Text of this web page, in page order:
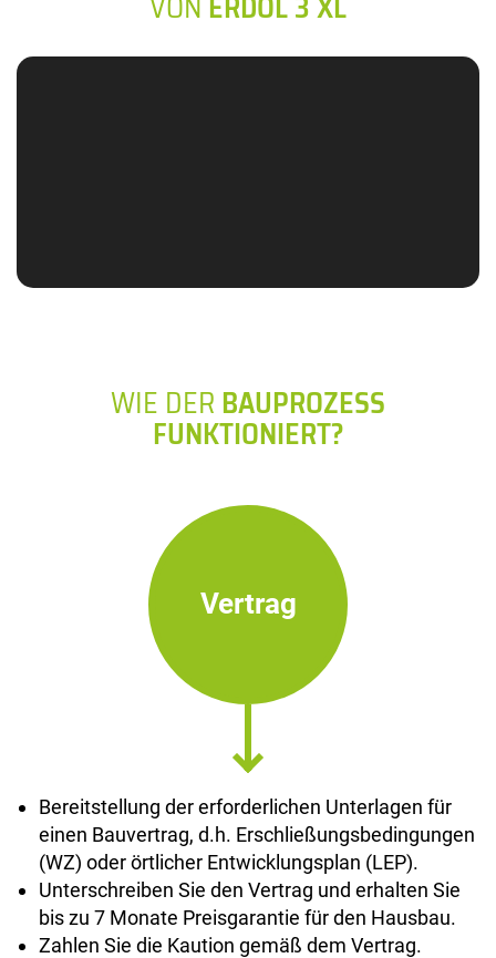
WIE DERBAUPROZESS
FUNKTIONIERT?
Vertrag
Bereitstellung der erforderlichen Unterlagen für
einen Bauvertrag, d.h. Erschließungsbedingungen
(WZ) oder örtlicher Entwicklungsplan (LEP).
Unterschreiben Sie den Vertrag und erhalten Sie
bis zu 7 Monate Preisgarantie für den Hausbau.
Zahlen Sie die Kaution gemäß dem Vertrag.